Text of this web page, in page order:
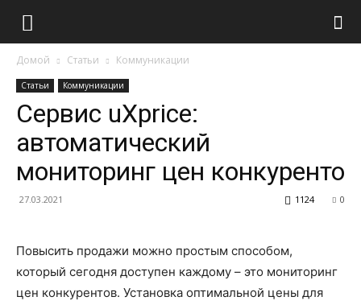
Домой Статьи Коммуникации
Статьи Коммуникации
Сервис uXprice:
автоматический
мониторинг цен конкуренто
27.03.2021 0
1124
Повысить продажи можно простым способом,
который сегодня доступен каждому – это мониторинг
цен конкурентов. Установка оптимальной цены для